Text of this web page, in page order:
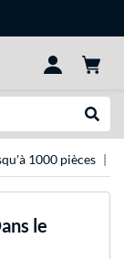
1000 pièces
le